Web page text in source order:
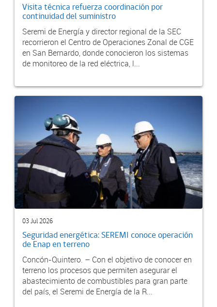
Visita técnica refuerza coordinación por
continuidad del suministro
Seremi de Energía y director regional de la SEC
recorrieron el Centro de Operaciones Zonal de CGE
en San Bernardo, donde conocieron los sistemas
de monitoreo de la red eléctrica, l...
03 Jul 2026
Seguridad energética: SEREMI conoce operación
de Enap en terreno
Concón-Quintero. – Con el objetivo de conocer en
terreno los procesos que permiten asegurar el
abastecimiento de combustibles para gran parte
del país, el Seremi de Energía de la R...